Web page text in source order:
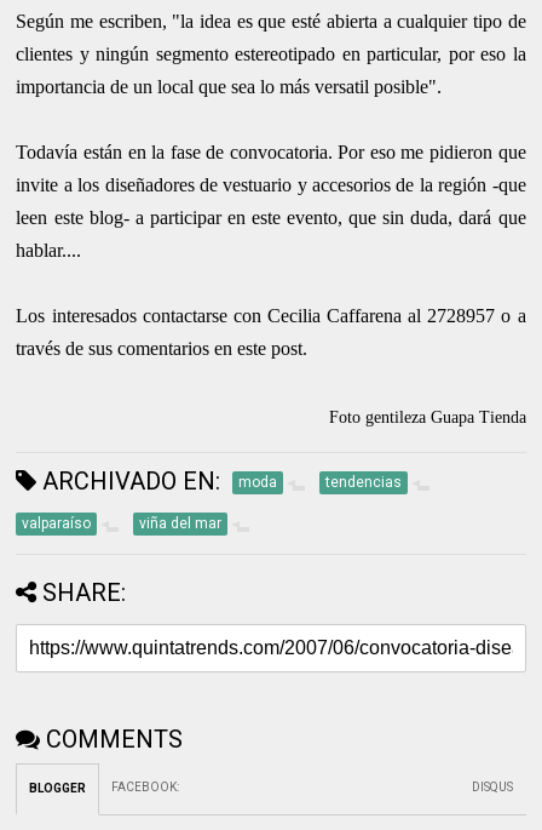
Según me escriben, "la idea es que esté abierta a cualquier tipo de
clientes y ningún segmento estereotipado en particular, por eso la
importancia de un local que sea lo más versatil posible".
Todavía están en la fase de convocatoria. Por eso me pidieron que
invite a los diseñadores de vestuario y accesorios de la región -que
leen este blog- a participar en este evento, que sin duda, dará que
hablar....
Los interesados contactarse con Cecilia Caffarena al 2728957 o a
través de sus comentarios en este post.
Foto gentileza Guapa Tienda
ARCHIVADO EN: moda tendencias
valparaíso viña del mar
SHARE:
COMMENTS
BLOGGER FACEBOOK: DISQUS